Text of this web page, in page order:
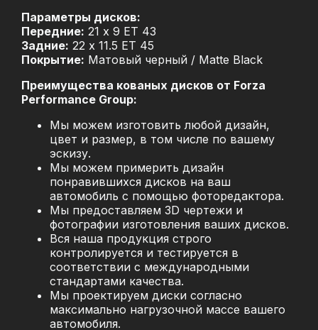
Параметры дисков:
Передние: 21 x 9 ET 43
Задние: 22 x 11.5 ET 45
Покрытие: Матовый черный / Matte Black
Преимущества кованых дисков от Forza
Performance Group:
Мы можем изготовить любой дизайн,
цвет и размер, в том числе по вашему
эскизу.
Мы можем примерить дизайн
понравившихся дисков на ваш
автомобиль с помощью фоторедактора.
Мы предоставляем 3D чертежи и
фотографии изготовления ваших дисков.
Вся наша продукция строго
контролируется и тестируется в
соответствии с международными
стандартами качества.
Мы проектируем диски согласно
максимально нагрузочной массе вашего
автомобиля.